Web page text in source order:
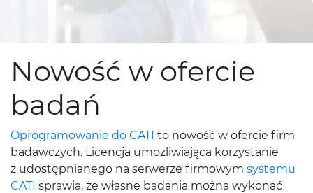
Nowość w ofercie
badań
Oprogramowanie do CATI to nowość w ofercie firm
badawczych. Licencja umożliwiająca korzystanie
z udostępnianego na serwerze firmowym systemu
CATI sprawia, że własne badania można wykonać